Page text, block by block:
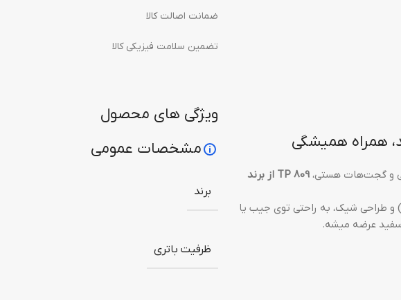
ضمانت اصالت کالا
تضمین سلامت فیزیکی کالا
و گجت‌هات هستی،
TP 809 از برند
با ظرفیت 10000 میلی‌آمپر، وزن سبک (فقط 220 گرم) و طراحی شیک، به راحتی توی جیب یا
عرضه میشه.
ویژگی های محصول
مشخصات عمومی
برند
ظرفیت باتری